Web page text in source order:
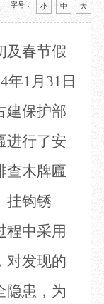
景点 正门
诗史堂
柴门
少陵草堂碑亭
唐代遗址
红墙花径
大雅堂
字号： 小 中 大
及春节假
年1月31 日
建保护部
进行了安
查木牌匾
挂钩锈
程中采用
对发现的
隐患，为